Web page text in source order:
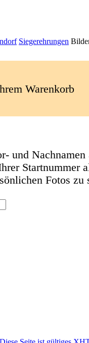
Siegerehrungen
Warenkorb
und Nachnamen
Startnummer
Fotos zu